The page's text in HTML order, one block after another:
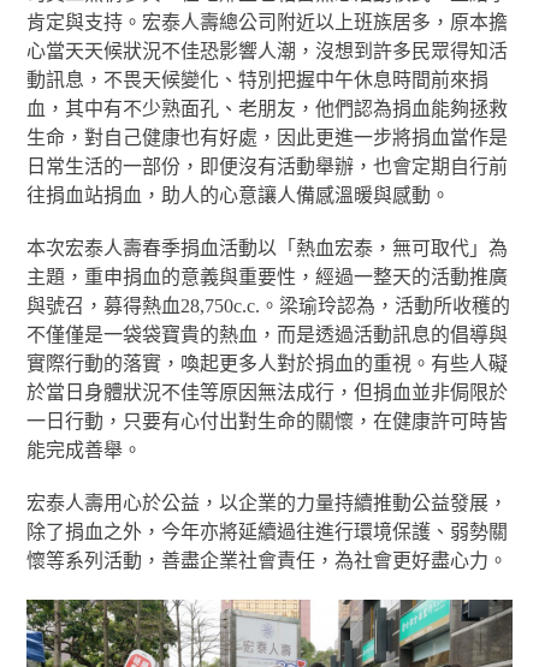
肯定與支持。宏泰人壽總公司附近以上班族居多，原本擔
心當天天候狀況不佳恐影響人潮，沒想到許多民眾得知活
動訊息，不畏天候變化、特別把握中午休息時間前來捐
血，其中有不少熟面孔、老朋友，他們認為捐血能夠拯救
生命，對自己健康也有好處，因此更進一步將捐血當作是
日常生活的一部份，即便沒有活動舉辦，也會定期自行前
往捐血站捐血，助人的心意讓人備感溫暖與感動。
本次宏泰人壽春季捐血活動以「熱血宏泰，無可取代」為
主題，重申捐血的意義與重要性，經過一整天的活動推廣
與號召，募得熱血28,750c.c.。梁瑜玲認為，活動所收穫的
不僅僅是一袋袋寶貴的熱血，而是透過活動訊息的倡導與
實際行動的落實，喚起更多人對於捐血的重視。有些人礙
於當日身體狀況不佳等原因無法成行，但捐血並非侷限於
一日行動，只要有心付出對生命的關懷，在健康許可時皆
能完成善舉。
宏泰人壽用心於公益，以企業的力量持續推動公益發展，
除了捐血之外，今年亦將延續過往進行環境保護、弱勢關
懷等系列活動，善盡企業社會責任，為社會更好盡心力。